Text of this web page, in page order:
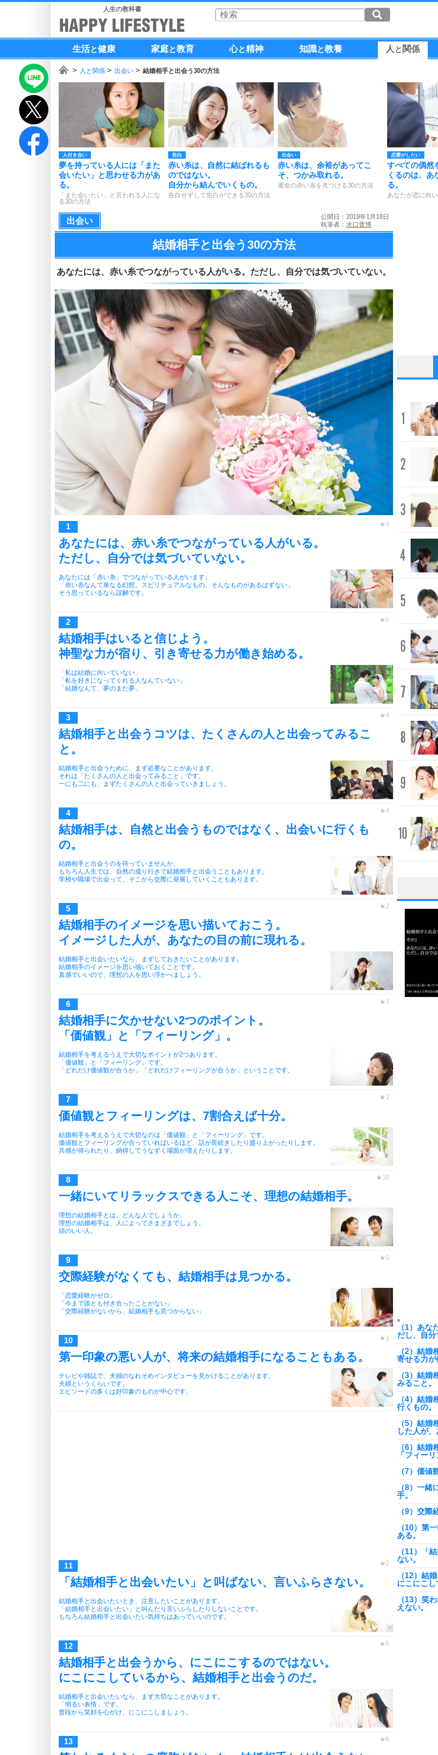
人生の教科書
生活と健康 家庭と教育 心と精神 知識と教養 人と 関係
人と関係 出会い 結婚相手と出会う30の方法
人付き合い
夢を持っている人には「また
会いたい」と思わせる力があ
る。
「また会いたい」と言われる人にな
る30の方法
告白
赤い糸は、自然に結ばれるも
のではない。
自分から結んでいくもの。
告白せずして告白ができる30の方法
出会い
赤い糸は、余裕があってこ
そ、つかみ取れる。
運命の赤い糸を見つける30の方法
恋愛がしたい
すべての偶然
くるのは、あ
る。
あなたが恋に向
出会い
公開日：2019年1月18日
執筆者： 水口貴博
結婚相手と出会う 30の方法
あなたには、 赤い糸でつながっている人がいる。 ただし、 自分では気づいていない。
あなたには、赤い糸でつながっている人がいる。
ただし、自分では気づいていない。
あなたには「赤い糸」でつながっている人がいます。
「赤い糸なんて単なる幻想。スピリチュアルなもの。そんなものがあるはずない」
そう思っているなら誤解です。
結婚相手はいると信じよう。
神聖な力が宿り、引き寄せる力が働き始める。
「私は結婚に向いていない」
「私を好きになってくれる人なんていない」
「結婚なんて、夢のまた夢」
結婚相手と出会うコツは、たくさんの人と出会ってみるこ
と。
結婚相手と出会うために、まず必要なことがあります。
それは「たくさんの人と出会ってみること」です。
一にも二にも、まずたくさんの人と出会っていきましょう。
結婚相手は、自然と出会うものではなく、出会いに行くも
の。
結婚相手と出会うのを待っていませんか。
もちろん人生では、自然の成り行きで結婚相手と出会うこともあります。
学校や職場で出会って、そこから交際に発展していくこともあります。
結婚相手のイメージを思い描いておこう。
イメージした人が、あなたの目の前に現れる。
結婚相手と出会いたいなら、まずしておきたいことがあります。
結婚相手のイメージを思い描いておくことです。
直感でいいので、理想の人を思い浮かべましょう。
結婚相手に欠かせない2つのポイント。
「価値観」と「フィーリング」。
結婚相手を考えるうえで大切なポイントが2つあります。
「価値観」と「フィーリング」です。
「どれだけ価値観が合うか」「どれだけフィーリングが合うか」ということです。
価値観とフィーリングは、7割合えば十分。
結婚相手を考えるうえで大切なのは「価値観」と「フィーリング」です。
価値観とフィーリングが合っていればいるほど、話が長続きしたり盛り上がったりします。
共感が得られたり、納得してうなずく場面が増えたりします。
一緒にいてリラックスできる人こそ、理想の結婚相手。
理想の結婚相手とは、どんな人でしょうか。
理想の結婚相手は、人によってさまざまでしょう。
頭のいい人。
交際経験がなくても、結婚相手は見つかる。
「恋愛経験がゼロ」
「今まで誰とも付き合ったことがない」
「交際経験がないから、結婚相手も見つからない」
第一印象の悪い人が、将来の結婚相手になることもある。
テレビや雑誌で、夫婦のなれそめインタビューを見かけることがあります。
夫婦というくらいです。
エピソードの多くは好印象のものが中心です。
「結婚相手と出会いたい」と叫ばない、言いふらさない。
結婚相手と出会いたいとき、注意したいことがあります。
「結婚相手と出会いたい」と叫んだり言いふらしたりしないことです。
もちろん結婚相手と出会いたい気持ちはあっていいのです。
結婚相手と出会うから、にこにこするのではない。
にこにこしているから、結婚相手と出会うのだ。
結婚相手と出会いたいなら、まず大切なことがあります。
「明るい表情」です。
普段から笑顔を心がけ、にこにこしましょう。
1
2
3
4
5
6
7
8
9
10
1
3
×
（1）あな
だし、自分
（2）結婚
寄せる力が
（3）結婚
みること。
（4）結婚
行くもの。
（5）結
した人が、
（6）結婚
「フィーリ
（7）価値
（8）一緒
手。
（9）交際
（10）第
ある。
（11）「
ない。
（12）結
にこにこし
（13）笑
えない。